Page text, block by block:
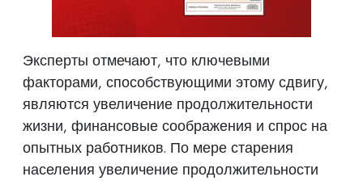
Эксперты отмечают, что ключевыми
факторами, способствующими этому сдвигу,
являются увеличение продолжительности
жизни, финансовые соображения и спрос на
опытных работников. По мере старения
населения увеличение продолжительности